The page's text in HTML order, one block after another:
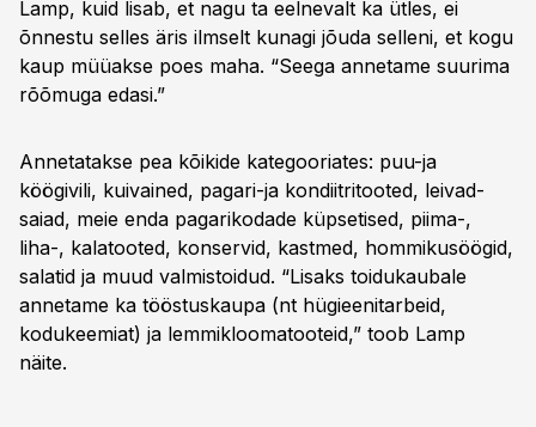
Lamp, kuid lisab, et nagu ta eelnevalt ka ütles, ei
õnnestu selles äris ilmselt kunagi jõuda selleni, et kogu
kaup müüakse poes maha. “Seega annetame suurima
rõõmuga edasi.”
Annetatakse pea kõikide kategooriates: puu-ja
köögivili, kuivained, pagari-ja kondiitritooted, leivad-
saiad, meie enda pagarikodade küpsetised, piima-,
liha-, kalatooted, konservid, kastmed, hommikusöögid,
salatid ja muud valmistoidud. “Lisaks toidukaubale
annetame ka tööstuskaupa (nt hügieenitarbeid,
kodukeemiat) ja lemmikloomatooteid,” toob Lamp
näite.